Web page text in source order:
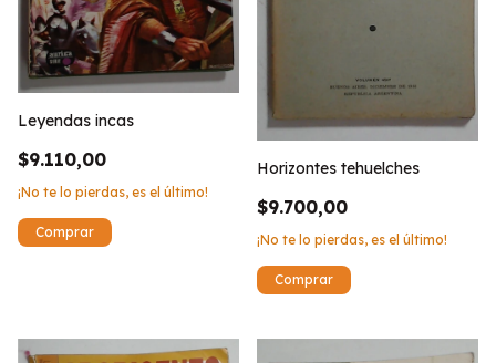
Leyendas incas
$9.110,00
¡No te lo pierdas, es el último!
Horizontes tehuelches
$9.700,00
¡No te lo pierdas, es el último!